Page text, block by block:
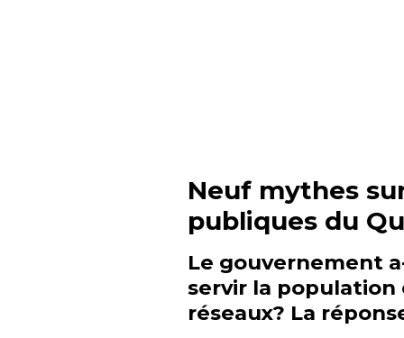
Neuf mythes
publiques du
Le gouvernement
servir la population
réseaux? La